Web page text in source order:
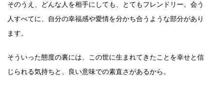
そのうえ、どんな人を相手にしても、とてもフレンドリー。会う
人すべてに、自分の幸福感や愛情を分かち合うような部分があり
ます。
そういった態度の裏には、この世に生まれてきたことを幸せと信
じられる気持ちと、良い意味での素直さがあるから。